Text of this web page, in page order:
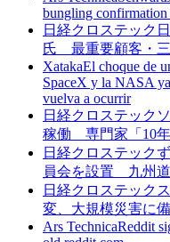
bungling confirmation
日経クロステック
氏 最重要顧客・三
XatakaEl choque de
SpaceX y la NASA
vuelva a ocurrir
日経クロステック
稼働 専門家「10年
日経クロステック
員会を設置 九州
日経クロステック
変、大規模災害に
Ars TechnicaReddit